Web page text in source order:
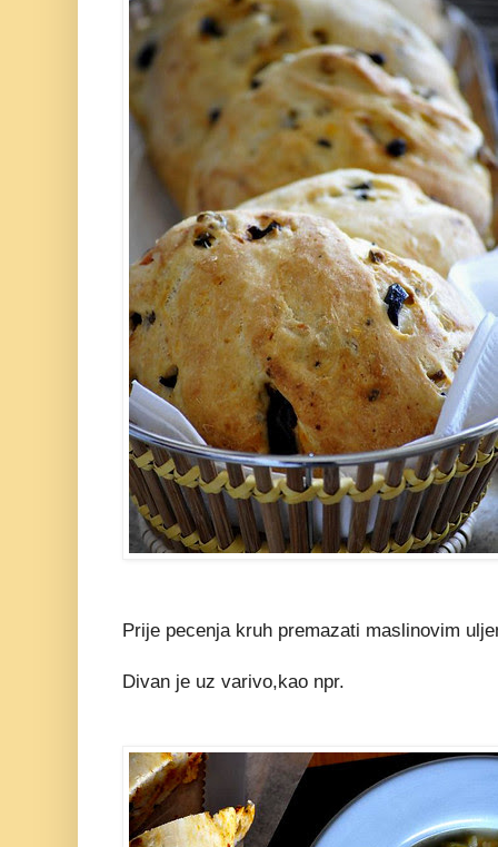
Prije pecenja kruh premazati maslinovim
Divan je uz varivo,kao npr.